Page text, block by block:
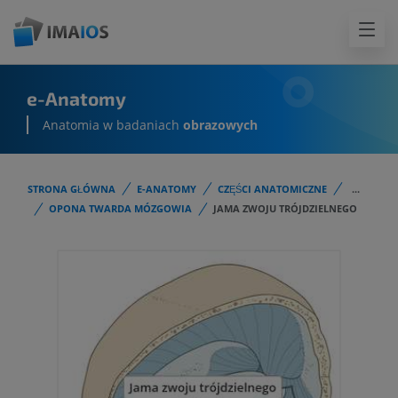
e-Anatomy
Anatomia w badaniach obrazowych
STRONA GŁÓWNA E-ANATOMY CZĘŚCI ANATOMICZNE
...
OPONA TWARDA MÓZGOWIA
JAMA ZWOJU TRÓJDZIELNEGO